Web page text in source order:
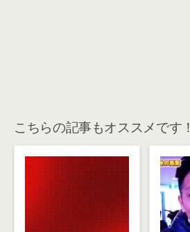
こちらの記事もオススメです！